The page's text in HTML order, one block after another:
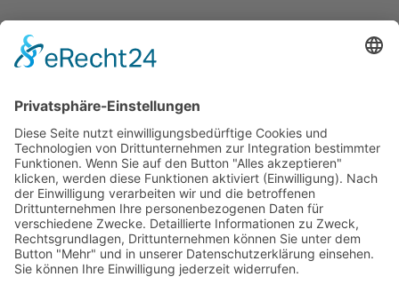
Veröffentlichung:Januar 2025
Verbindliche Anwendung:Ab dem 12. August 2026 (einige
Übergangsfristen bis 2030/2034)
Fazit: Jetzt auf die neue
Verpackungsverordnung vorbereiten!
Die neue EU-Verpackungsverordnung betrifft alle Unternehmen, die
Verpackungen auf dem europäischen Markt nutzen oder vertreiben. Wer
rechtzeitig aktiv wird – z. B. durch Registrierung, Umstellung der